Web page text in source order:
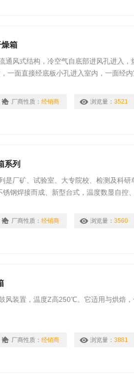
箱
通风式结构，冷空气自底部进风孔进入，
一面直接经底板小孔进入室内，一面经
厂商性质：经销商 浏览量：3521
系列
是厂矿、试验室、大专院校、检测及科研
钢焊接而成、新型台式，温度数显自控
厂商性质：经销商 浏览量：3560
风装置，温度Z高250℃。它适用与烘焙
厂商性质：经销商 浏览量：3881